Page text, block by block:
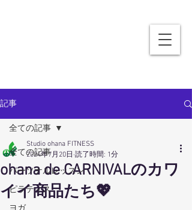
記事
全ての記事
パーソナルレッスン
ピラティス
全ての記事
ohana de CARNIVALのカワ
イイ商品たち💖
Studio ohana FITNESS
2024年7月20日 読了時間: 1分